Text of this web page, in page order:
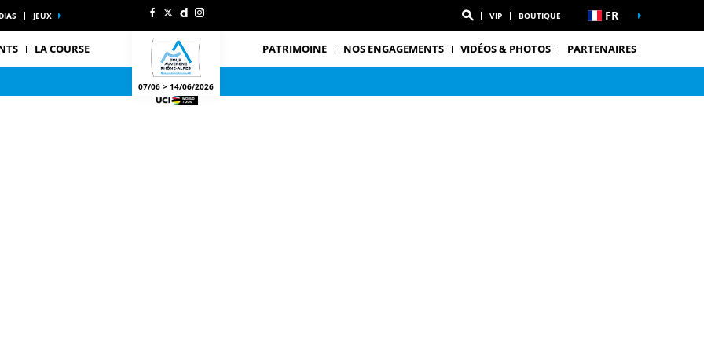
JEUX VIP BOUTIQUE FR
LA COURSE
07/06 > 14/06/2026
PATRIMOINE NOS ENGAGEMENTS VIDÉOS & PHOTOS PARTENAIRES